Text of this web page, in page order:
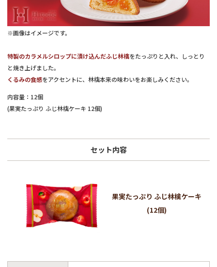
※画像はイメージです。
特製のカラメルシロップに漬け込んだふじ林檎をたっぷりと入れ、しっとり
と焼き上げました。
くるみの食感をアクセントに、林檎本来の味わいをお楽しみください。
内容量：12個
(果実たっぷり ふじ林檎ケーキ 12個)
セット内容
果実たっぷり ふじ林檎ケーキ
(12個)